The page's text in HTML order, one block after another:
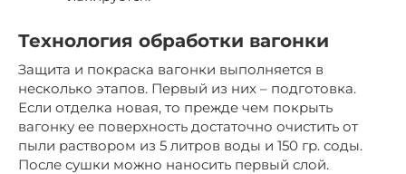
Технология обработки вагонки
Защита и покраска вагонки выполняется в
несколько этапов. Первый из них – подготовка.
Если отделка новая, то прежде чем покрыть
вагонку ее поверхность достаточно очистить от
пыли раствором из 5 литров воды и 150 гр. соды.
После сушки можно наносить первый слой.